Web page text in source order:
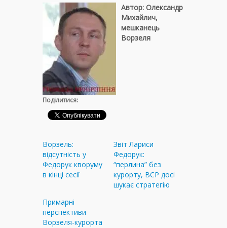
Автор: Олександр
Михайлич,
мешканець
Ворзеля
Поділитися:
Ворзель:
відсутність у
Федорук кворуму
в кінці сесії
Звіт Лариси
Федорук:
“перлина” без
курорту, ВСР досі
шукає стратегію
Примарні
перспективи
Ворзеля-курорта